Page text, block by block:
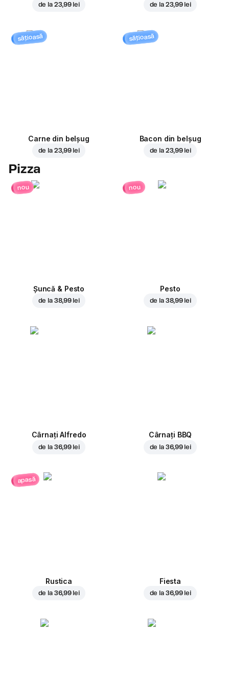
de la 23,99 lei de la 23,99 lei
sățioasă
Carne din belșug
de la 23,99 lei
sățioasă
Bacon din belșug
de la 23,99 lei
Pizza
nou
Șuncă & Pesto
de la 38,99 lei
nou
Pesto
de la 38,99 lei
Cârnați Alfredo
de la 36,99 lei
Cârnați BBQ
de la 36,99 lei
apasă
Rustica
de la 36,99 lei
Fiesta
de la 36,99 lei